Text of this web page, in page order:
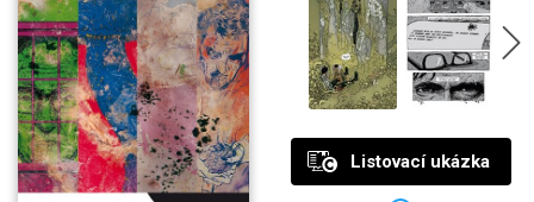
Listovací ukázka